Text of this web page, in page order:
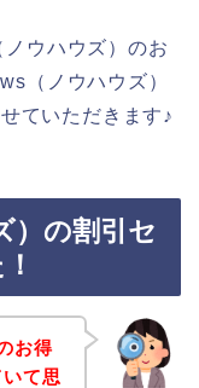
ウハウズ）のお
（ノウハウズ）
ていただきます♪
）の割引セ
お得
て思